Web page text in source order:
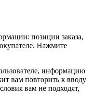
позиции заказа,
Нажмите
информацию
вам повторить к вводу
вам не подходят,